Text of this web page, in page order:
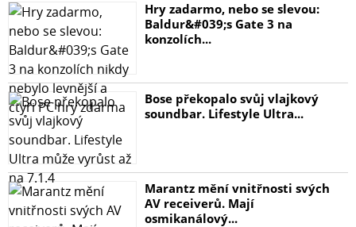
Hry zadarmo, nebo se slevou:
Baldur&#039;s Gate 3 na
konzolích...
Bose překopalo svůj vlajkový
soundbar. Lifestyle Ultra...
Marantz mění vnitřnosti svých
AV receiverů. Mají
osmikanálový...